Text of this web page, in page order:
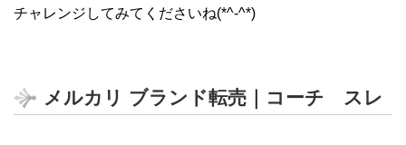
チャレンジしてみてくださいね(*^-^*)
メルカリ ブランド転売｜コーチ スレ